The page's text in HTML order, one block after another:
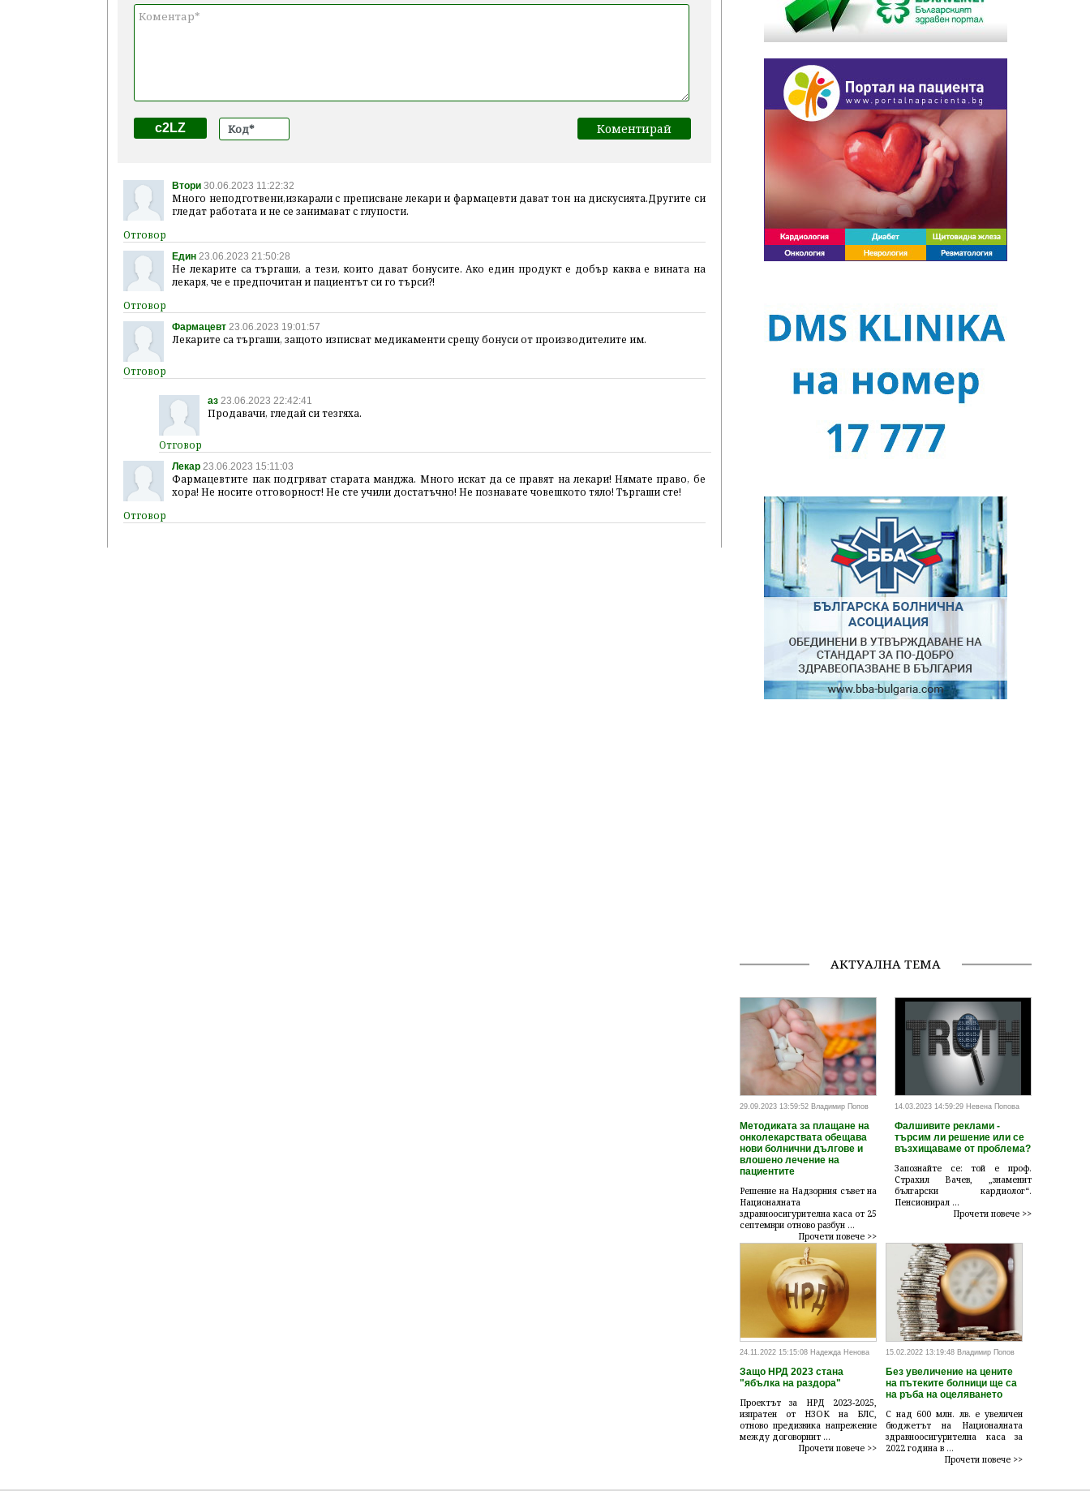
c2LZ
Втори 30.06.2023 11:22:32
Много неподготвени,изкарали с преписване лекари и фармацевти дават тон на дискусията.Другите си
гледат работата и не се занимават с глупости.
Един 23.06.2023 21:50:28
Не лекарите са търгаши, а тези, които дават бонусите. Ако един продукт е добър каква е вината на
лекаря, че е предпочитан и пациентът си го търси?!
Фармацевт 23.06.2023 19:01:57
Лекарите са търгаши, защото изписват медикаменти срещу бонуси от производителите им.
аз 23.06.2023 22:42:41
Продавачи, гледай си тезгяха.
Лекар 23.06.2023 15:11:03
Фармацевтите пак подгряват старата манджа. Много искат да се правят на лекари! Нямате право, бе
хора! Не носите отговорност! Не сте учили достатъчно! Не познавате човешкото тяло! Търгаши сте!
АКТУАЛНА ТЕМА
29.09.2023 13:59:52 Владимир Попов
Методиката за плащане на
онколекарствата обещава
нови болнични дългове и
влошено лечение на
пациентите
Решение на Надзорния съвет на
Националната
здравноосигурителна каса от 25
септември отново разбун ...
Прочети повече >>
14.03.2023 14:59:29 Невена Попова
Фалшивите реклами -
търсим ли решение или се
възхищаваме от проблема?
Запознайте се: той е проф.
Страхил Вачев, „знаменит
български кардиолог“.
Пенсионирал ...
Прочети повече >>
24.11.2022 15:15:08 Надежда Ненова
Защо НРД 2023 стана
"ябълка на раздора"
Проектът за НРД 2023-2025,
изпратен от НЗОК на БЛС,
отново предизвика напрежение
между договорнит ...
Прочети повече >>
15.02.2022 13:19:48 Владимир Попов
Без увеличение на цените
на пътеките болници ще са
на ръба на оцеляването
С над 600 млн. лв. е увеличен
бюджетът на Националната
здравноосигурителна каса за
2022 година в ...
Прочети повече >>